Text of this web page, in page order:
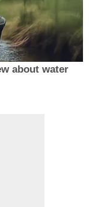
about water